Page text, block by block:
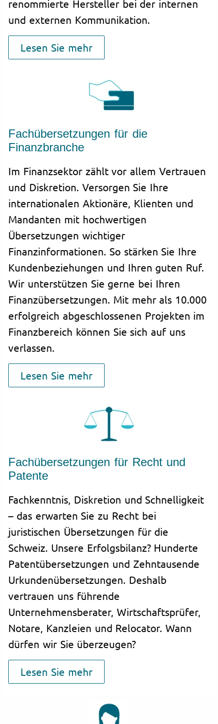
renommierte Hersteller bei der internen
und externen Kommunikation.
Lesen Sie mehr
Fachübersetzungen für die
Finanzbranche
Im Finanzsektor zählt vor allem Vertrauen
und Diskretion. Versorgen Sie Ihre
internationalen Aktionäre, Klienten und
Mandanten mit hochwertigen
Übersetzungen wichtiger
Finanzinformationen. So stärken Sie Ihre
Kundenbeziehungen und Ihren guten Ruf.
Wir unterstützen Sie gerne bei Ihren
Finanzübersetzungen. Mit mehr als 10.000
erfolgreich abgeschlossenen Projekten im
Finanzbereich können Sie sich auf uns
verlassen.
Lesen Sie mehr
Fachübersetzungen für Recht und
Patente
Fachkenntnis, Diskretion und Schnelligkeit
– das erwarten Sie zu Recht bei
juristischen Übersetzungen für die
Schweiz. Unsere Erfolgsbilanz? Hunderte
Patentübersetzungen und Zehntausende
Urkundenübersetzungen. Deshalb
vertrauen uns führende
Unternehmensberater, Wirtschaftsprüfer,
Notare, Kanzleien und Relocator. Wann
dürfen wir Sie überzeugen?
Lesen Sie mehr